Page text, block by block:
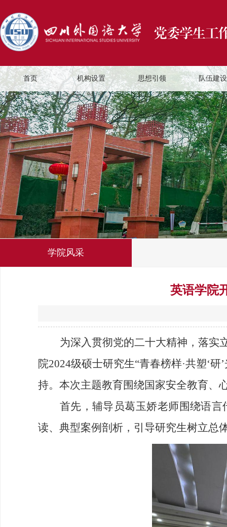
首页 机构设置 思想引领 队伍建设
学院风采
英语学院
为深入贯彻党的二十大精神，落实
院2024级硕士研究生“青春榜样·共塑‘
持。本次主题教育围绕国家安全教育、
首先，辅导员葛玉娇老师围绕语
读、典型案例剖析，引导研究生树立总